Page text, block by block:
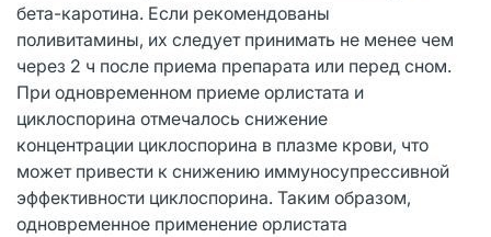
бета-каротина. Если рекомендованы
поливитамины, их следует принимать не менее чем
через 2 ч после приема препарата или перед сном.
При одновременном приеме орлистата и
циклоспорина отмечалось снижение
концентрации циклоспорина в плазме крови, что
может привести к снижению иммуносупрессивной
эффективности циклоспорина. Таким образом,
одновременное применение орлистата